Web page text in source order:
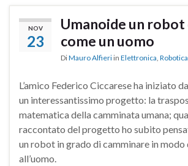
NOV
23
Umanoide un robot
come un uomo
DiMauro Alfieri in Elettronica
L’amico Federico Ciccarese ha iniziato
un interessantissimo progetto: la
matematica della camminata umana;
raccontato del progetto ho subito
un robot in grado di camminare in
all’uomo.